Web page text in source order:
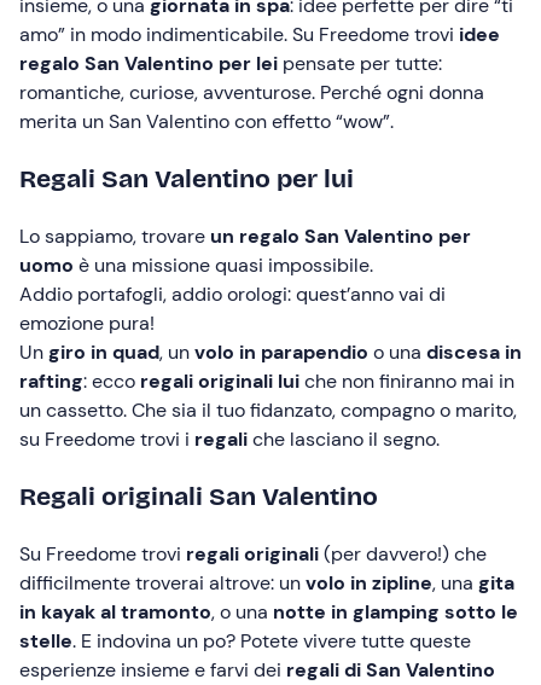
insieme, o una giornata in spa: idee perfette per dire “ti
amo” in modo indimenticabile. Su Freedome trovi idee
regalo San Valentino per lei pensate per tutte:
romantiche, curiose, avventurose. Perché ogni donna
merita un San Valentino con effetto “wow”.
Regali San Valentino per lui
Lo sappiamo, trovare un regalo San Valentino per
uomo è una missione quasi impossibile.
Addio portafogli, addio orologi: quest’anno vai di
emozione pura!
Ungiro in quad, unvolo in parapendio o una discesa in
rafting: ecco regali originali luiche non finiranno mai in
un cassetto. Che sia il tuo fidanzato, compagno o marito,
su Freedome trovi i regaliche lasciano il segno.
Regali originali San Valentino
Su Freedome trovi regali originali(per davvero!) che
difficilmente troverai altrove: unvolo in zipline, una gita
in kayak al tramonto, o una notte in glamping sotto le
stelle. E indovina un po? Potete vivere tutte queste
esperienze insieme e farvi dei regali di San Valentino